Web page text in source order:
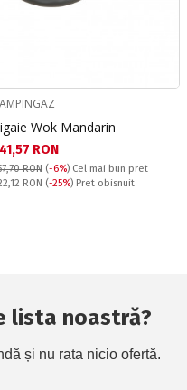
Wok Mandarin
цена:
RON
RON (-6%) Cel mai bun pret
obisnuit:
RON (-25%) Pret obisnuit
lista noastră?
și nu rata nicio ofertă.